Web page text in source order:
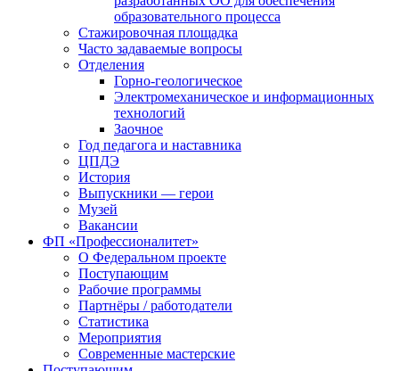
образовательного процесса
Стажировочная площадка
Часто задаваемые вопросы
Отделения
Горно-геологическое
Электромеханическое и информационных
технологий
Заочное
Год педагога и наставника
ЦПДЭ
История
Выпускники — герои
Музей
Вакансии
ФП «Профессионалитет»
О Федеральном проекте
Поступающим
Рабочие программы
Партнёры / работодатели
Статистика
Мероприятия
Современные мастерские